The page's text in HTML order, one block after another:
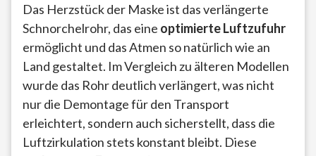
Das Herzstück der Maske ist das verlängerte
Schnorchelrohr, das eine optimierte Luftzufuhr
ermöglicht und das Atmen so natürlich wie an
Land gestaltet. Im Vergleich zu älteren Modellen
wurde das Rohr deutlich verlängert, was nicht
nur die Demontage für den Transport
erleichtert, sondern auch sicherstellt, dass die
Luftzirkulation stets konstant bleibt. Diese